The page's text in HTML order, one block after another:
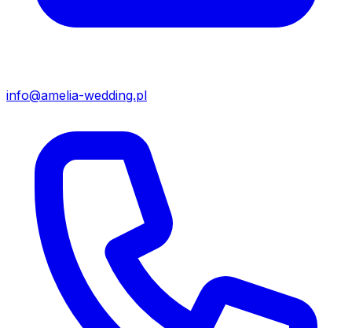
info@amelia-wedding.pl